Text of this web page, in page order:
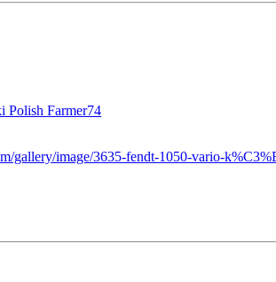
Polish Farmer74
gallery/image/3635-fendt-1050-vario-